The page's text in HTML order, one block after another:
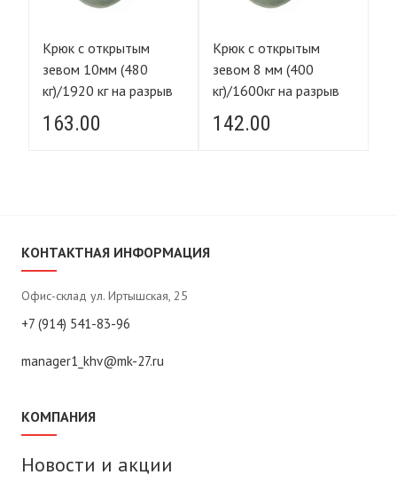
Крюк с открытым
зевом 10мм (480
кг)/1920 кг на разрыв
163.00
Крюк с открытым
зевом 8 мм (400
кг)/1600кг на разрыв
142.00
КОНТАКТНАЯ ИНФОРМАЦИЯ
Офис-склад ул. Иртышская, 25
+7 (914) 541-83-96
manager1_khv@mk-27.ru
КОМПАНИЯ
Новости и акции